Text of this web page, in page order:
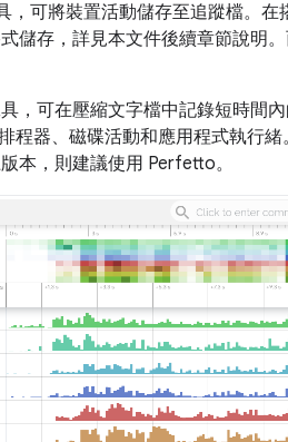
，可將裝置活動儲存至追蹤檔。在
儲存，詳見本文件後續章節說明
，可在壓縮文字檔中記錄短時間
程器、磁碟活動和應用程式執行
本，則建議使用 Perfetto。